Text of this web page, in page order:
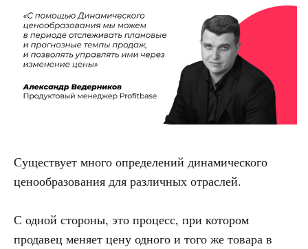
Существует много определений динамического
ценообразования для различных отраслей.
С одной стороны, это процесс, при котором
продавец меняет цену одного и того же товара в